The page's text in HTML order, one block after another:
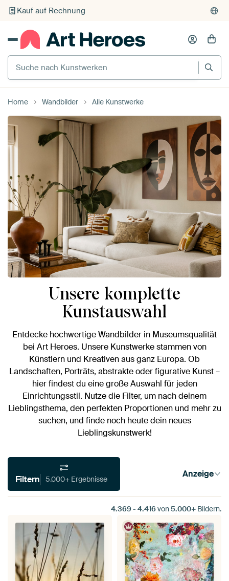
Kauf auf Rechnung
Individueller Druck auf Bestellung
Suche nach Kunstwerken
Home Wandbilder Alle Kunstwerke
Unsere komplette
Kunstauswahl
Entdecke hochwertige Wandbilder in Museumsqualität
bei Art Heroes. Unsere Kunstwerke stammen von
Künstlern und Kreativen aus ganz Europa. Ob
Landschaften, Porträts, abstrakte oder figurative Kunst –
hier findest du eine große Auswahl für jeden
Einrichtungsstil. Nutze die Filter, um nach deinem
Lieblingsthema, den perfekten Proportionen und mehr zu
suchen, und finde noch heute dein neues
Lieblingskunstwerk!
Filtern 5.000+ Ergebnisse Anzeige
4.369 - 4.416von5.000+ Bildern.